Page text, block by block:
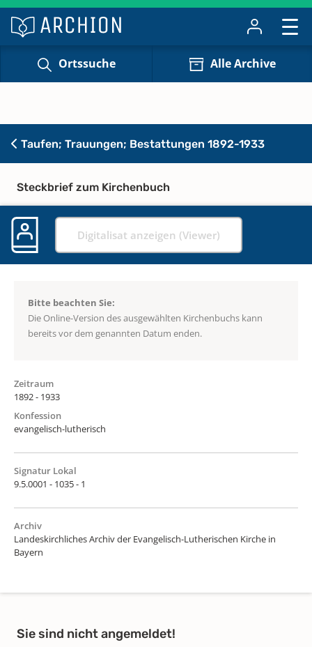
Ortssuche Alle Archive
Taufen; Trauungen; Bestattungen 1892-1933
Steckbrief zum Kirchenbuch
Digitalisat anzeigen (Viewer)
Bitte beachten Sie:
Die Online-Version des ausgewählten Kirchenbuchs kann
bereits vor dem genannten Datum enden.
Zeitraum
1892 - 1933
Konfession
evangelisch-lutherisch
Signatur Lokal
9.5.0001 - 1035 - 1
Archiv
Landeskirchliches Archiv der Evangelisch-Lutherischen Kirche in
Bayern
Sie sind nicht angemeldet!